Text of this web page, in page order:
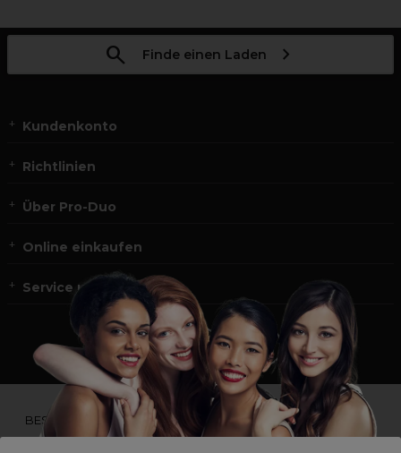
Finde einen Laden
Kundenkonto
Richtlinien
Über Pro-Duo
Online einkaufen
Service und Kontakt
*Du bist kein Profikunde?
BESUCHE
UNSERE WEBSEITE FÜR ENDVERBRAUCHER.*